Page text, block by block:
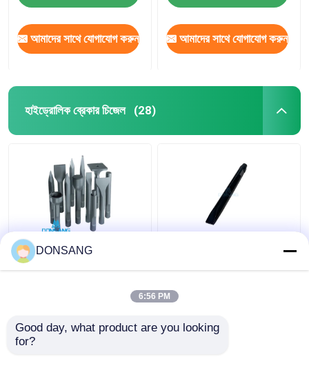
আমাদের সাথে যোগাযোগ করুন আমাদের সাথে যোগাযোগ করুন
হাইড্রোলিক ব্রেকার চিজেল (28)
বাম্প 42Crmo হাইড্রোলিক
রক ব্রেকার চিজেল 135mm
অংশের জন্য DS8C
DONSANG
6:56 PM
Good day, what product are you looking
for?